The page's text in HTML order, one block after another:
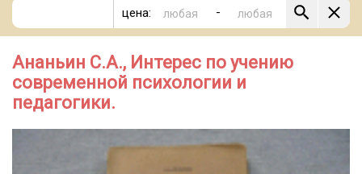
цена: -
Ананьин С.А., Интерес по учению
современной психологии и
педагогики.